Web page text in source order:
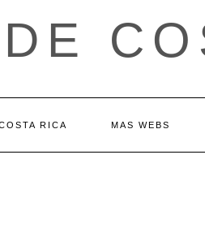
RICA MAS WEBS